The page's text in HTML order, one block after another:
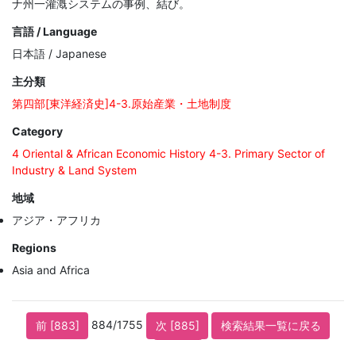
ナ州一灌漑システムの事例、結び。
言語 / Language
日本語 / Japanese
主分類
第四部[東洋経済史]4-3.原始産業・土地制度
Category
4 Oriental & African Economic History 4-3. Primary Sector of
Industry & Land System
地域
アジア・アフリカ
Regions
Asia and Africa
前 [883] 884/1755 次 [885] 検索結果一覧に戻る